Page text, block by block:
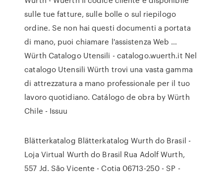
sulle tue fatture, sulle bolle o sul riepilogo
ordine. Se non hai questi documenti a portata
di mano, puoi chiamare l'assistenza Web …
Würth Catalogo Utensili - catalogo.wuerth.it Nel
catalogo Utensili Würth trovi una vasta gamma
di attrezzatura a mano professionale per il tuo
lavoro quotidiano. Catálogo de obra by Würth
Chile - Issuu
Blätterkatalog Blätterkatalog Wurth do Brasil -
Loja Virtual Wurth do Brasil Rua Adolf Wurth,
557 Jd. São Vicente - Cotia 06713-250 - SP -